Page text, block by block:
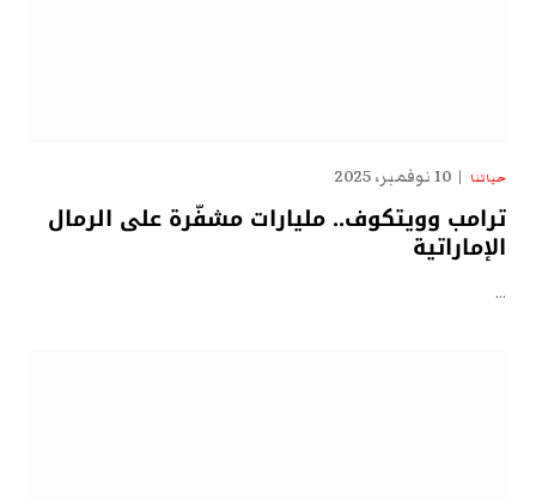
حياتنا 10 نوفمبر، 2025
ترامب وويتكوف.. مليارات مشفّرة على الرمال
الإماراتية
…